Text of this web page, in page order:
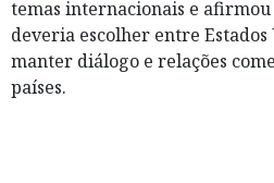
temas internacionais e
deveria escolher entre Estados
manter diálogo e relações
países.